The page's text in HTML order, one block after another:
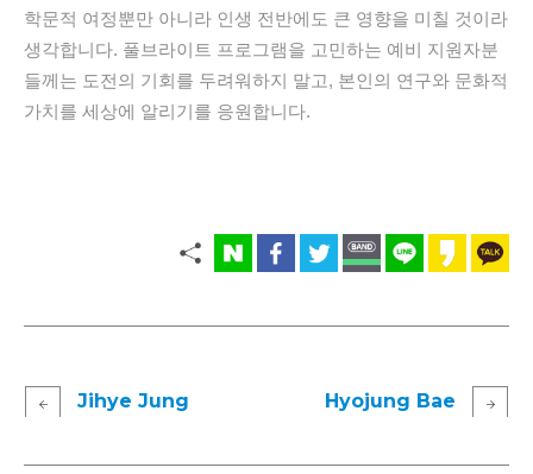
학문적 여정뿐만 아니라 인생 전반에도 큰 영향을 미칠 것이라
생각합니다. 풀브라이트 프로그램을 고민하는 예비 지원자분
들께는 도전의 기회를 두려워하지 말고, 본인의 연구와 문화적
가치를 세상에 알리기를 응원합니다.
Jihye Jung Hyojung Bae